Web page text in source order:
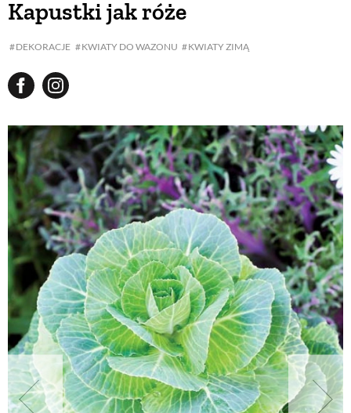
Kapustki jak róże
DEKORACJE KWIATY DO WAZONU KWIATY ZIMĄ
BUDUJEMY DOM
WARZYWA I OWOCE
ROŚLINY OGRODOWE
PORADY
ZIELEŃ W DOMU
PROJEKTOWANIE OGRODU
NATURALNIE